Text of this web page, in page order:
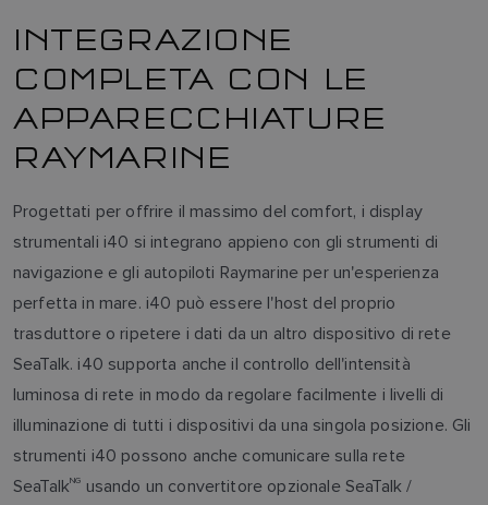
INTEGRAZIONE
COMPLETA CON LE
APPARECCHIATURE
RAYMARINE
Progettati per offrire il massimo del comfort, i display
strumentali i40 si integrano appieno con gli strumenti di
navigazione e gli autopiloti Raymarine per un'esperienza
perfetta in mare. i40 può essere l'host del proprio
trasduttore o ripetere i dati da un altro dispositivo di rete
SeaTalk. i40 supporta anche il controllo dell'intensità
luminosa di rete in modo da regolare facilmente i livelli di
illuminazione di tutti i dispositivi da una singola posizione. Gli
strumenti i40 possono anche comunicare sulla rete
SeaTalkNG
usando un convertitore opzionale SeaTalk /